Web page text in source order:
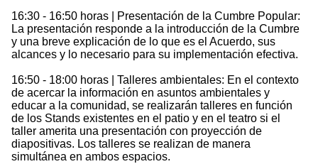
16:30 - 16:50 horas | Presentación de la Cumbre Popular:
La presentación responde a la introducción de la Cumbre
y una breve explicación de lo que es el Acuerdo, sus
alcances y lo necesario para su implementación efectiva.
16:50 - 18:00 horas | Talleres ambientales: En el contexto
de acercar la información en asuntos ambientales y
educar a la comunidad, se realizarán talleres en función
de los Stands existentes en el patio y en el teatro si el
taller amerita una presentación con proyección de
diapositivas. Los talleres se realizan de manera
simultánea en ambos espacios.